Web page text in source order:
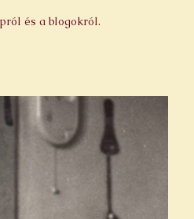
és a blogokról.